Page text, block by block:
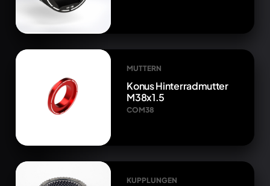
MUTTERN
Konus Hinterradmutter
M38x1.5
COM38
KUPPLUNGEN